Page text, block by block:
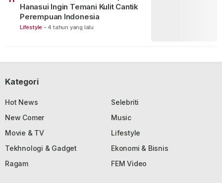
Hanasui Ingin Temani Kulit Cantik
Perempuan Indonesia
Lifestyle - 4 tahun yang lalu
Kategori
Hot News
Selebriti
New Comer
Music
Movie & TV
Lifestyle
Tekhnologi & Gadget
Ekonomi & Bisnis
Ragam
FEM Video